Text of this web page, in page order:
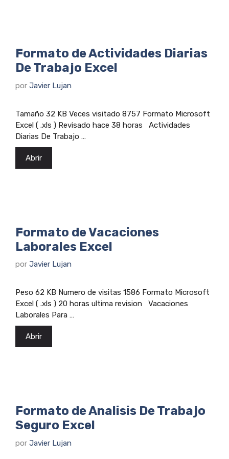
Formato de Actividades Diarias
De Trabajo Excel
por Javier Lujan
Tamaño 32 KB Veces visitado 8757 Formato Microsoft
Excel ( .xls ) Revisado hace 38 horas Actividades
Diarias De Trabajo …
Abrir
Formato de Vacaciones
Laborales Excel
por Javier Lujan
Peso 62 KB Numero de visitas 1586 Formato Microsoft
Excel ( .xls ) 20 horas ultima revision Vacaciones
Laborales Para …
Abrir
Formato de Analisis De Trabajo
Seguro Excel
por Javier Lujan